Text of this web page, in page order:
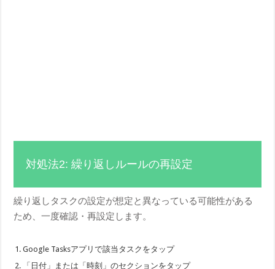
対処法2: 繰り返しルールの再設定
繰り返しタスクの設定が想定と異なっている可能性がある
ため、一度確認・再設定します。
Google Tasksアプリで該当タスクをタップ
「日付」または「時刻」のセクションをタップ